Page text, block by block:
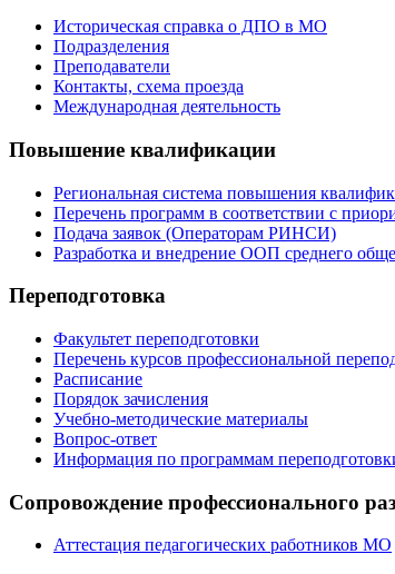
Историческая справка о ДПО в МО
Подразделения
Преподаватели
Контакты, схема проезда
Международная деятельность
Повышение квалификации
Региональная система повышения
Перечень программ в соответствии с
Подача заявок (Операторам РИНСИ)
Разработка и внедрение ООП среднего
Переподготовка
Факультет переподготовки
Перечень курсов профессиональной
Расписание
Порядок зачисления
Учебно-методические материалы
Вопрос-ответ
Информация по программам
Сопровождение профессионального
Аттестация педагогических работников МО